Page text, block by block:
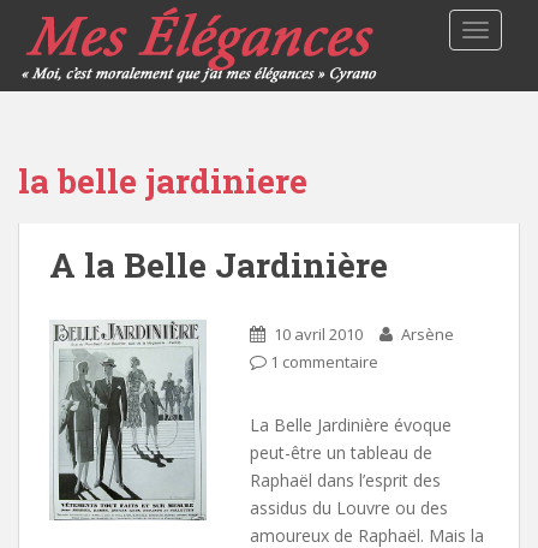
la belle jardiniere
A la Belle Jardinière
10 avril 2010
Arsène
1 commentaire
La Belle Jardinière évoque
peut-être un tableau de
Raphaël dans l’esprit des
assidus du Louvre ou des
amoureux de Raphaël. Mais la